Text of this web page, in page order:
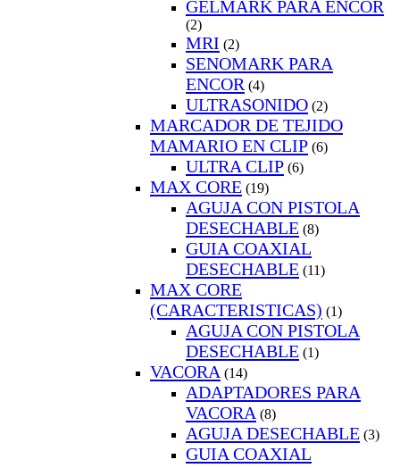
GELMARK PARA ENCOR
(2)
MRI (2)
SENOMARK PARA
ENCOR (4)
ULTRASONIDO (2)
MARCADOR DE TEJIDO
MAMARIO EN CLIP (6)
ULTRA CLIP (6)
MAX CORE (19)
AGUJA CON PISTOLA
DESECHABLE (8)
GUIA COAXIAL
DESECHABLE (11)
MAX CORE
(CARACTERISTICAS) (1)
AGUJA CON PISTOLA
DESECHABLE (1)
VACORA (14)
ADAPTADORES PARA
VACORA (8)
AGUJA DESECHABLE (3)
GUIA COAXIAL